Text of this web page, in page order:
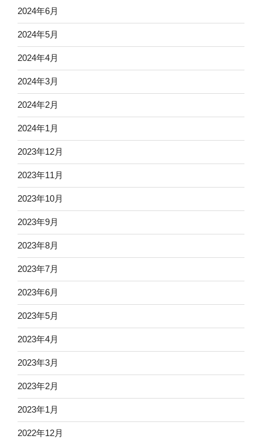
2024年6月
2024年5月
2024年4月
2024年3月
2024年2月
2024年1月
2023年12月
2023年11月
2023年10月
2023年9月
2023年8月
2023年7月
2023年6月
2023年5月
2023年4月
2023年3月
2023年2月
2023年1月
2022年12月